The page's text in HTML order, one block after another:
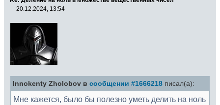
20.12.2024, 13:54
Innokenty Zholobov в сообщении #1666218 писал(а):
Мне кажется, было бы полезно уметь делить на ноль